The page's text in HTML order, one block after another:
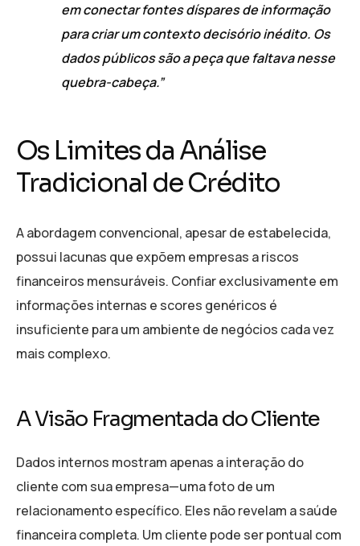
em conectar fontes díspares de informação
para criar um contexto decisório inédito. Os
dados públicos são a peça que faltava nesse
quebra-cabeça.”
Os Limites da Análise
Tradicional de Crédito
A abordagem convencional, apesar de estabelecida,
possui lacunas que expõem empresas a riscos
financeiros mensuráveis. Confiar exclusivamente em
informações internas e scores genéricos é
insuficiente para um ambiente de negócios cada vez
mais complexo.
A Visão Fragmentada do Cliente
Dados internos mostram apenas a interação do
cliente com sua empresa—uma foto de um
relacionamento específico. Eles não revelam a saúde
financeira completa. Um cliente pode ser pontual com